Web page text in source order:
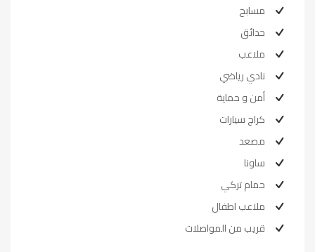
مسابح
حدائق
ملاعب
نادي رياضي
أمن و حماية
كراج سيارات
مصعد
ساونا
حمام تركي
ملاعب اطفال
قريب من المواصلات